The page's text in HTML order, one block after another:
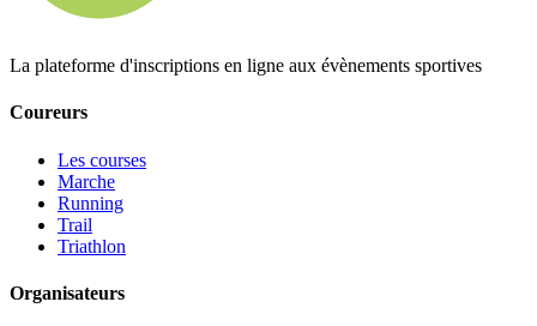
La plateforme d'inscriptions en ligne aux évènements sportives
Coureurs
Les courses
Marche
Running
Trail
Triathlon
Organisateurs